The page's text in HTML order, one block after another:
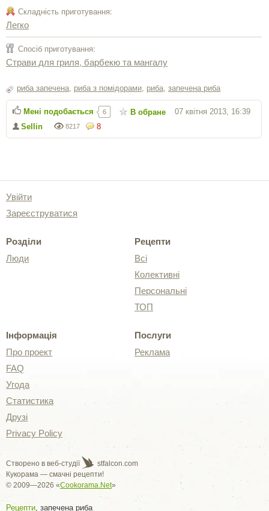
Складність приготування:
Легко
Спосіб приготування:
Страви для гриля, барбекю та мангалу
риба запечена риба з помідорами риба запечена риба
8
8217
Sellin
07 квітня 2013, 16:39
Мені подобається 6 В обране
Увійти
Зареєструватися
Розділи
Люди
Рецепти
Всі
Колективні
Персональні
ТОП
Інформація
Про проект
FAQ
Угода
Статистика
Друзі
Privacy Policy
Послуги
Реклама
Створено в веб-студії
stfalcon.com
Кукорама — смачні рецепти!
© 2009—2026 «Cookorama.Net»
Рецепти , запечена риба